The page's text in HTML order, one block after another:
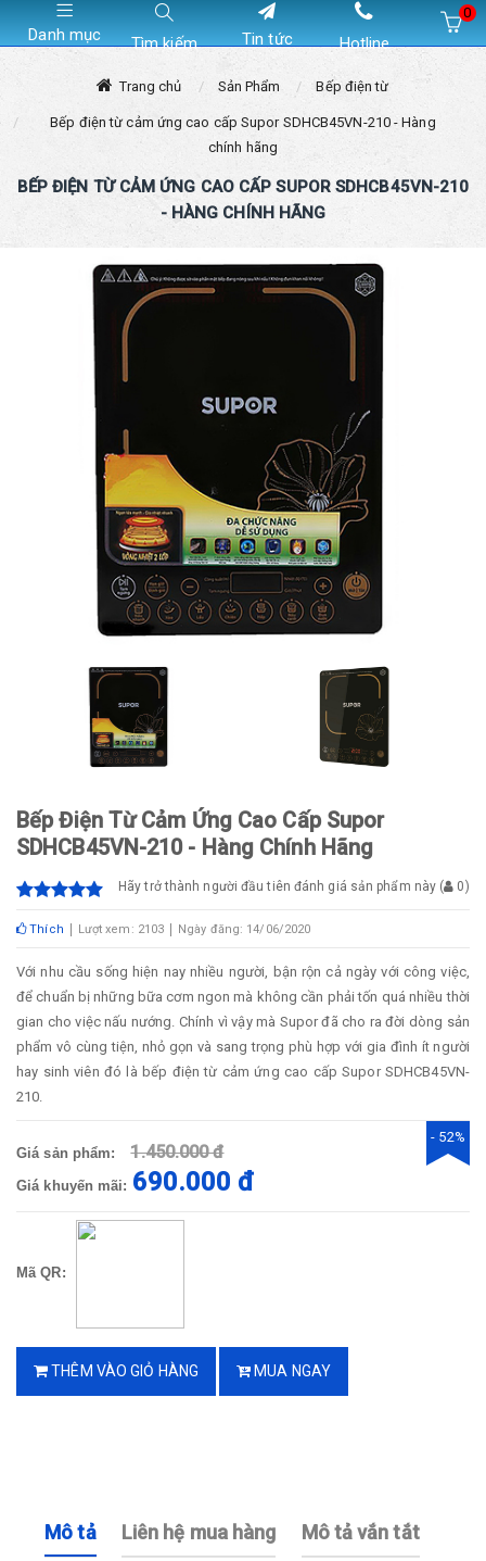
Danh mục Tìm kiếm Tin tức Hotline
0
Trang chủ Sản Phẩm Bếp điện từ
Bếp điện từ cảm ứng cao cấp Supor SDHCB45VN-210 - Hàng
chính hãng
BẾP ĐIỆN TỪ CẢM ỨNG CAO CẤP SUPOR SDHCB45VN-210
- HÀNG CHÍNH HÃNG
Bếp Điện Từ Cảm Ứng Cao Cấp Supor
SDHCB45VN-210 - Hàng Chính Hãng
Hãy trở thành người đầu tiên đánh giá sản phẩm này ( 0)
Thích Lượt xem: 2103 Ngày đăng: 14/06/2020
Với nhu cầu sống hiện nay nhiều người, bận rộn cả ngày với công việc,
để chuẩn bị những bữa cơm ngon mà không cần phải tốn quá nhiều thời
gian cho việc nấu nướng. Chính vì vậy mà Supor đã cho ra đời dòng sản
phẩm vô cùng tiện, nhỏ gọn và sang trọng phù hợp với gia đình ít người
hay sinh viên đó là bếp điện từ cảm ứng cao cấp Supor SDHCB45VN-
210.
Giá sản phẩm: 1.450.000 đ
Giá khuyến mãi: 690.000 đ
- 52%
Mã QR:
THÊM VÀO GIỎ HÀNG MUA NGAY
Mô tả Liên hệ mua hàng Mô tả vắn tắt